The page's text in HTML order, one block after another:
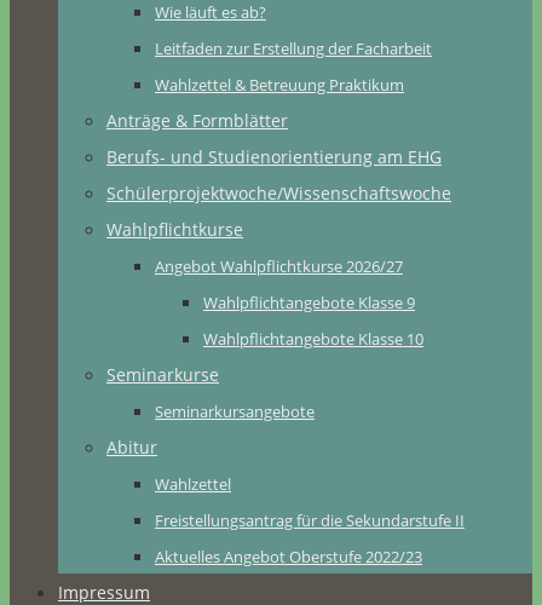
Wie läuft es ab?
Leitfaden zur Erstellung der Facharbeit
Wahlzettel & Betreuung Praktikum
Anträge & Formblätter
Berufs- und Studienorientierung am EHG
Schülerprojektwoche/Wissenschaftswoche
Wahlpflichtkurse
Angebot Wahlpflichtkurse 2026/27
Wahlpflichtangebote Klasse 9
Wahlpflichtangebote Klasse 10
Seminarkurse
Seminarkursangebote
Abitur
Wahlzettel
Freistellungsantrag für die Sekundarstufe II
Aktuelles Angebot Oberstufe 2022/23
Impressum